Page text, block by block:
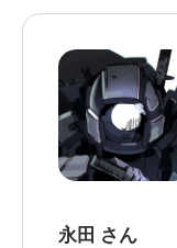
永田 さん